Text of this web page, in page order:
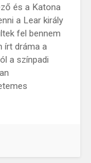
és a Katona
a Lear király
fel bennem
írt dráma a
a színpadi